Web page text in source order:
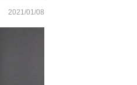
2021/01/08